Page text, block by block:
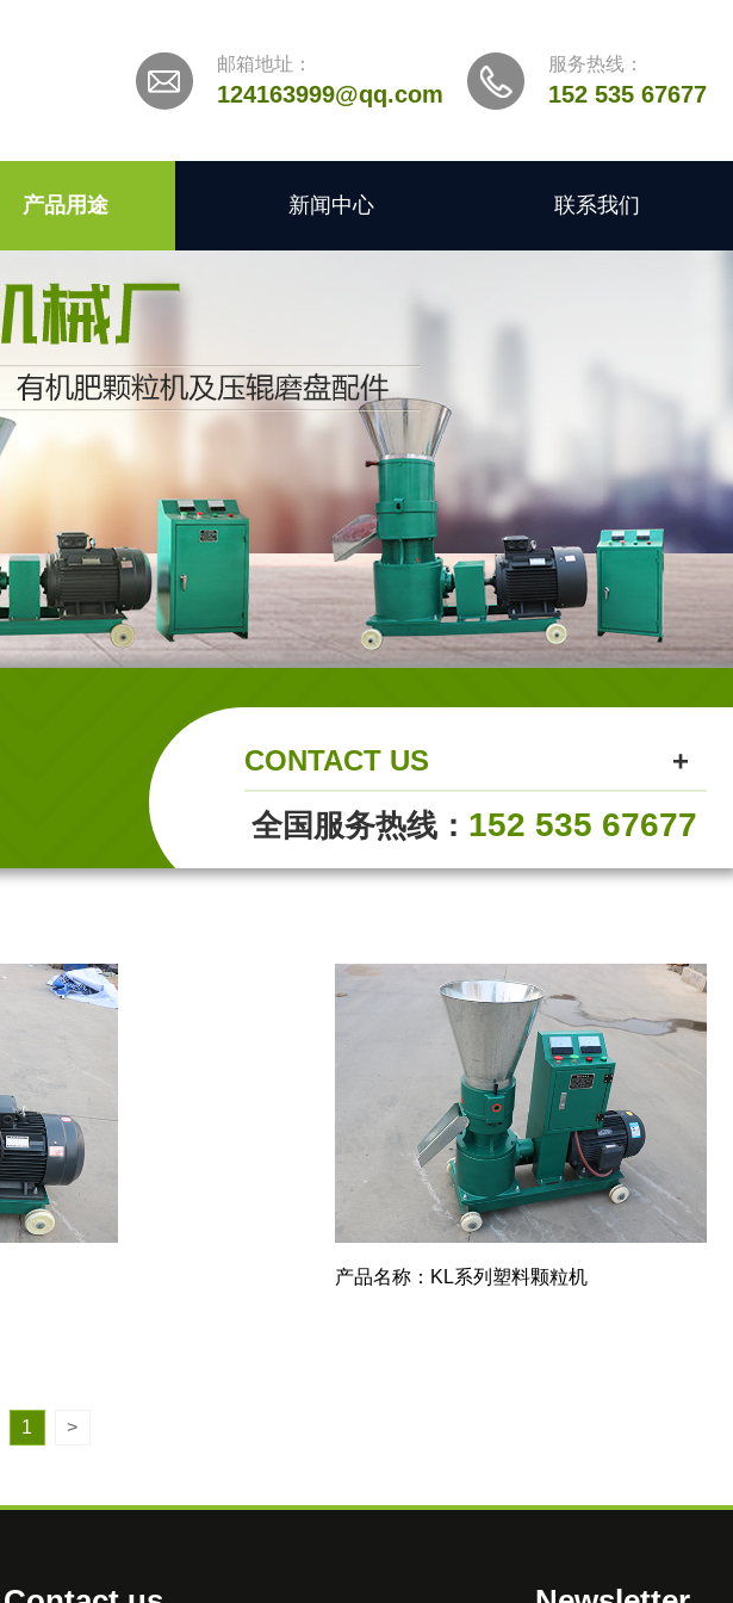
邮箱地址：
124163999@qq.com
服务热线：
152 535 67677
产品用途 新闻中心 联系我们
CONTACT US
全国服务热线： 152 535 67677
产品名称：KL系列塑料颗粒机
1 >